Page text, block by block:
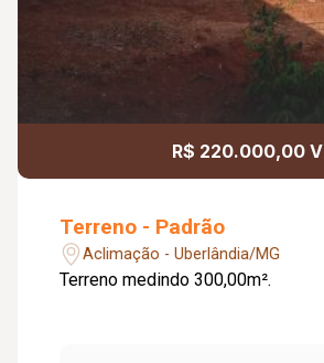
R$ 220.000,00 V
Terreno - Padrão
Aclimação - Uberlândia/MG
Terreno medindo 300,00m².